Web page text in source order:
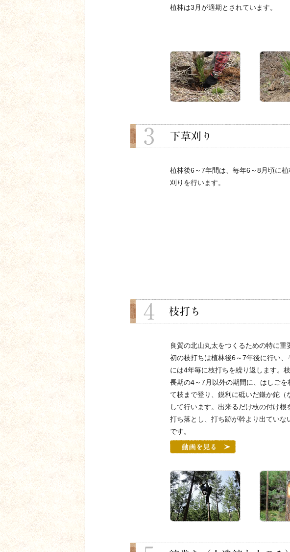
植林は3月が適期とされています。
植林後6～7年間は、毎年6～8月頃に
刈りを行います。
良質の北山丸太をつくるための特に重
初の枝打ちは植林後6～7年後に行い、
には4年毎に枝打ちを繰り返します。
長期の4～7月以外の期間に、はしごを
て枝まで登り、鋭利に砥いだ鎌か鉈（
して行います。出来るだけ枝の付け根
打ち落とし、打ち跡が幹より出ていな
です。